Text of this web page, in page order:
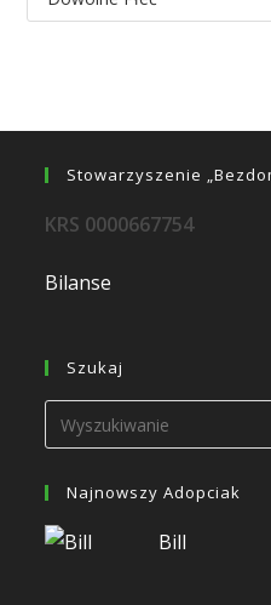
Stowarzyszenie
KRS 0000667754
Bilanse
Szukaj
Najnowszy Adopciak
Bill